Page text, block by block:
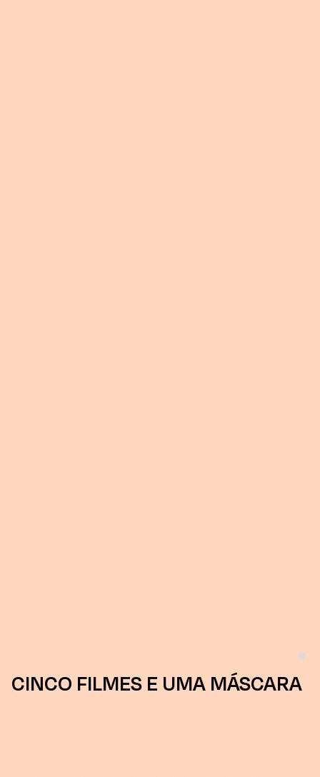
CINCO FILMES E UMA MÁSCARA